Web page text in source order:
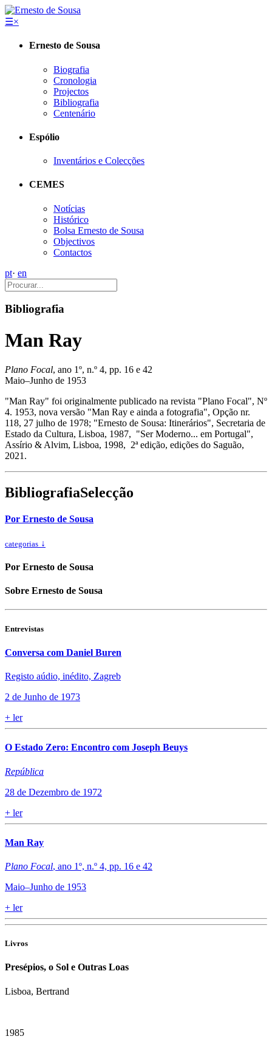
☰×
Ernesto de Sousa
Biografia
Cronologia
Projectos
Bibliografia
Centenário
Espólio
Inventários e Colecções
CEMES
Notícias
Histórico
Bolsa Ernesto de Sousa
Objectivos
Contactos
pt· en
Bibliografia
Man Ray
Plano Focal, ano 1º, n.º 4, pp. 16 e 42
Maio–Junho de 1953
"Man Ray" foi originalmente publicado na revista "Plano Focal", Nº
4. 1953, nova versão "Man Ray e ainda a fotografia", Opção nr.
118, 27 julho de 1978; "Ernesto de Sousa: Itinerários", Secretaria de
Estado da Cultura, Lisboa, 1987, "Ser Moderno... em Portugal",
Assírio & Alvim, Lisboa, 1998, 2ª edição, edições do Saguão,
2021.
BibliografiaSelecção
Por Ernesto de Sousa
categorias ↓
Por Ernesto de Sousa
Sobre Ernesto de Sousa
Entrevistas
Conversa com Daniel Buren
Registo aúdio, inédito, Zagreb
2 de Junho de 1973
+ ler
O Estado Zero: Encontro com Joseph Beuys
República
28 de Dezembro de 1972
+ ler
Man Ray
Plano Focal, ano 1º, n.º 4, pp. 16 e 42
Maio–Junho de 1953
+ ler
Livros
Presépios, o Sol e Outras Loas
Lisboa, Bertrand
1985